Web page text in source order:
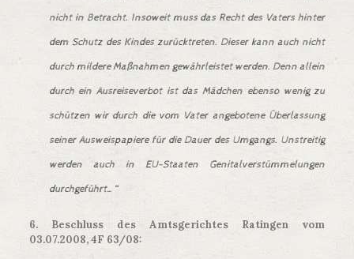
nicht in Betracht. Insoweit muss das Recht des Vaters hinter
dem Schutz des Kindes zurücktreten. Dieser kann auch nicht
durch mildere Maßnahmen gewährleistet werden. Denn allein
durch ein Ausreiseverbot ist das Mädchen ebenso wenig zu
schützen wir durch die vom Vater angebotene Überlassung
seiner Ausweispapiere für die Dauer des Umgangs. Unstreitig
werden auch in EU-Staaten Genitalverstümmelungen
durchgeführt…“
6. Beschluss des Amtsgerichtes Ratingen vom
03.07.2008, 4F 63/08: